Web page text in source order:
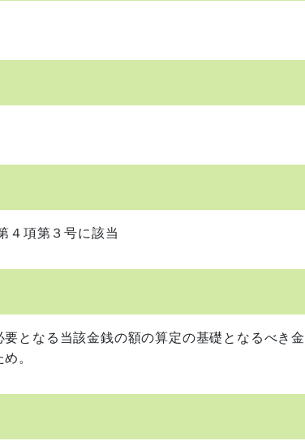
４項第３号に該当
となる当該金銭の額の算定の基礎となるべき
。